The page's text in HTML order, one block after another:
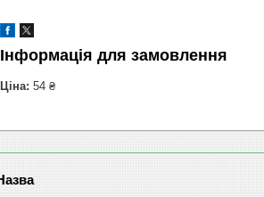
Інформація для замовлення
Ціна: 54 ₴